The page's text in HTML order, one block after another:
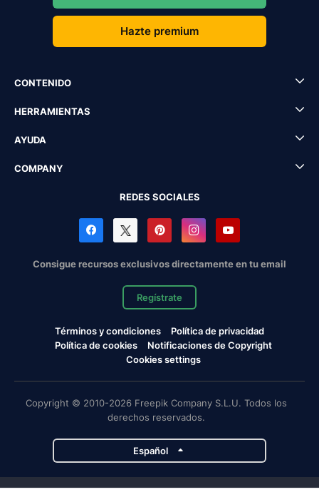
Hazte premium
CONTENIDO
HERRAMIENTAS
AYUDA
COMPANY
REDES SOCIALES
Consigue recursos exclusivos directamente en tu email
Regístrate
Términos y condiciones
Política de privacidad
Política de cookies
Notificaciones de Copyright
Cookies settings
Copyright © 2010-2026 Freepik Company S.L.U. Todos los
derechos reservados.
Español